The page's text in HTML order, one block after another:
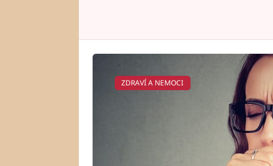
ZDRAVÍ A NEMOCI